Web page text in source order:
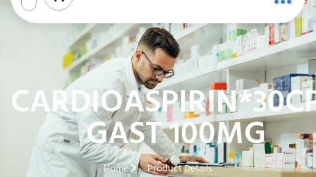
GAST 100MG
Home Product Details